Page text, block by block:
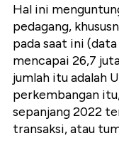
Hal ini
pedagang,
pada saat ini
mencapai 26,7
jumlah itu adalah
perkembangan
sepanjang 2022
transaksi, atau